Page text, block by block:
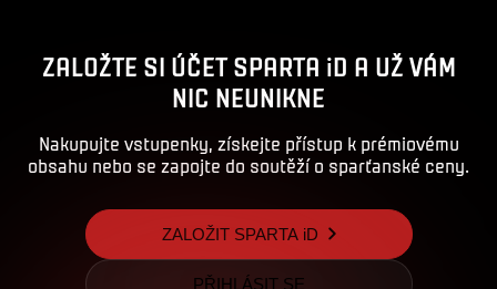
ZALOŽTE SI ÚČET SPARTA iD A UŽ VÁM
NIC NEUNIKNE
Nakupujte vstupenky, získejte přístup k prémiovému
obsahu nebo se zapojte do soutěží o sparťanské ceny.
ZALOŽIT SPARTA iD
PŘIHLÁSIT SE